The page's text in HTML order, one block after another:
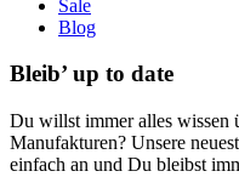
Sale
Blog
Bleib’ up to date
Du willst immer alles wissen
Manufakturen? Unsere
einfach an und Du bleibst